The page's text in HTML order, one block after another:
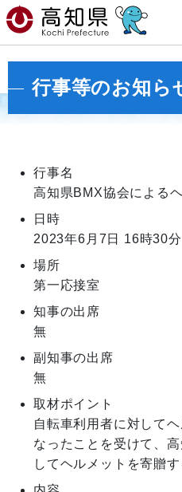
行事等のお知ら
行事名
高知県BMX協会による
日時
2023年6月7日
16時30
場所
第一応接室
知事の出席
無
副知事の出席
無
取材ポイント
自転車利用者に対して
なったことを受けて、
してヘルメットを寄贈す